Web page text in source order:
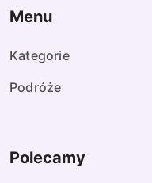
Menu
Kategorie
Podróże
Polecamy